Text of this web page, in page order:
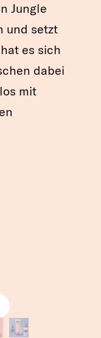
Jungle
und setzt
es sich
dabei
mit